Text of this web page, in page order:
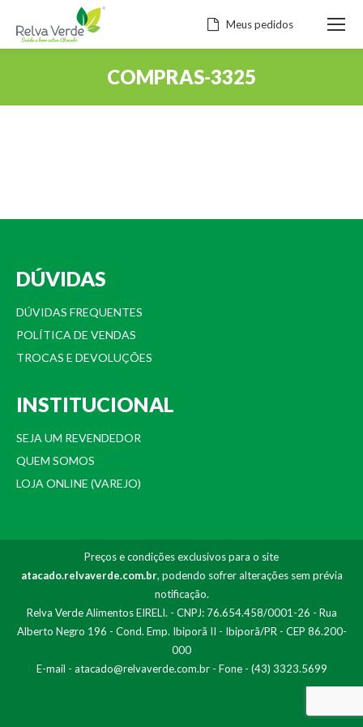
Meus pedidos
COMPRAS-3325
DÚVIDAS
DÚVIDAS FREQUENTES
POLÍTICA DE VENDAS
TROCAS E DEVOLUÇÕES
INSTITUCIONAL
SEJA UM REVENDEDOR
QUEM SOMOS
LOJA ONLINE (VAREJO)
Preços e condições exclusivos para o site
atacado.relvaverde.com.br, podendo sofrer alterações sem prévia
notificação.
Relva Verde Alimentos EIRELI. - CNPJ: 76.654.458/0001-26 - Rua
Alberto Negro 196 - Cond. Emp. Ibiporã II - Ibiporã/PR - CEP 86.200-
000
E-mail - atacado@relvaverde.com.br- Fone - (43) 3323.5699